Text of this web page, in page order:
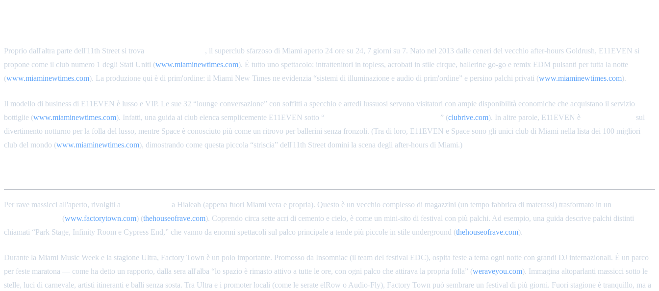
Proprio dall'altra parte dell'11th Street si trova
, il superclub sfarzoso di Miami aperto 24 ore su 24, 7 giorni su 7. Nato nel 2013 dalle ceneri del vecchio after-hours Goldrush, E11EVEN si
propone come il club numero 1 degli Stati Uniti (www.miaminewtimes.com). È tutto uno spettacolo: intrattenitori in topless, acrobati in stile cirque, ballerine go-go e remix EDM pulsanti per tutta la notte
(www.miaminewtimes.com). La produzione qui è di prim'ordine: il Miami New Times ne evidenzia “sistemi di illuminazione e audio di prim'ordine” e persino palchi privati (www.miaminewtimes.com).
Il modello di business di E11EVEN è lusso e VIP. Le sue 32 “lounge conversazione” con soffitti a specchio e arredi lussuosi servono visitatori con ampie disponibilità economiche che acquistano il servizio
bottiglie (www.miaminewtimes.com). Infatti, una guida ai club elenca semplicemente E11EVEN sotto “ ” (clubrive.com). In altre parole, E11EVEN è
sul
divertimento notturno per la folla del lusso, mentre Space è conosciuto più come un ritrovo per ballerini senza fronzoli. (Tra di loro, E11EVEN e Space sono gli unici club di Miami nella lista dei 100 migliori
club del mondo (www.miaminewtimes.com), dimostrando come questa piccola “striscia” dell'11th Street domini la scena degli after-hours di Miami.)
Per rave massicci all'aperto, rivolgiti a a Hialeah (appena fuori Miami vera e propria). Questo è un vecchio complesso di magazzini (un tempo fabbrica di materassi) trasformato in un
(www.factorytown.com) (thehouseofrave.com). Coprendo circa sette acri di cemento e cielo, è come un mini-sito di festival con più palchi. Ad esempio, una guida descrive palchi distinti
chiamati “Park Stage, Infinity Room e Cypress End,” che vanno da enormi spettacoli sul palco principale a tende più piccole in stile underground (thehouseofrave.com).
Durante la Miami Music Week e la stagione Ultra, Factory Town è un polo importante. Promosso da Insomniac (il team del festival EDC), ospita feste a tema ogni notte con grandi DJ internazionali. È un parco
per feste maratona — come ha detto un rapporto, dalla sera all'alba “lo spazio è rimasto attivo a tutte le ore, con ogni palco che attirava la propria folla” (weraveyou.com). Immagina altoparlanti massicci sotto le
stelle, luci di carnevale, artisti itineranti e balli senza sosta. Tra Ultra e i promoter locali (come le serate elRow o Audio-Fly), Factory Town può sembrare un festival di più giorni. Fuori stagione è tranquillo, ma a